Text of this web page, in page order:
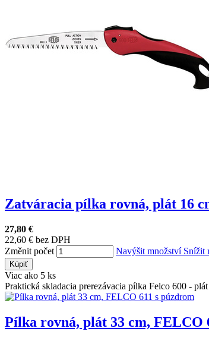
Zatváracia pílka rovná, plát 16
27,80 €
22,60 € bez DPH
Změnit počet
Navýšit množství Snížit
Kúpiť
Viac ako 5 ks
Praktická skladacia prerezávacia pílka Felco 600 -
Pílka rovná, plát 33 cm, FELCO